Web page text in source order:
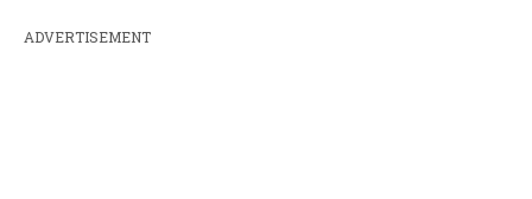
ADVERTISEMENT